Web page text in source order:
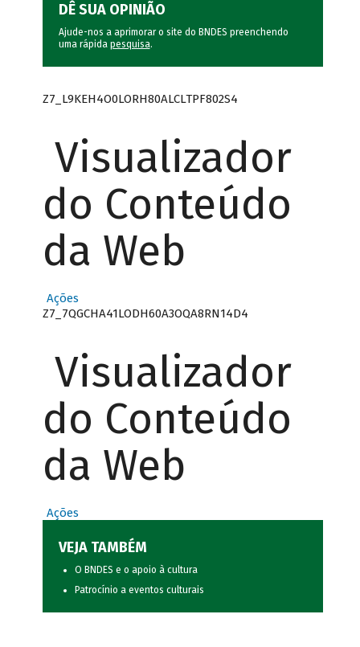
DÊ SUA OPINIÃO
Ajude-nos a aprimorar o site do BNDES preenchendo
uma rápida pesquisa.
Z7_L9KEH4O0LORH80ALCLTPF802S4
Visualizador
do Conteúdo
da Web
Ações
Z7_7QGCHA41LODH60A3OQA8RN14D4
Visualizador
do Conteúdo
da Web
Ações
VEJA TAMBÉM
O BNDES e o apoio à cultura
Patrocínio a eventos culturais